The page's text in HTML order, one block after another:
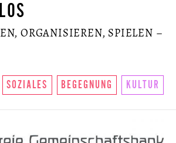
ORGANISIEREN, SPIELEN –
SOZIALES BEGEGNUNG KULTUR